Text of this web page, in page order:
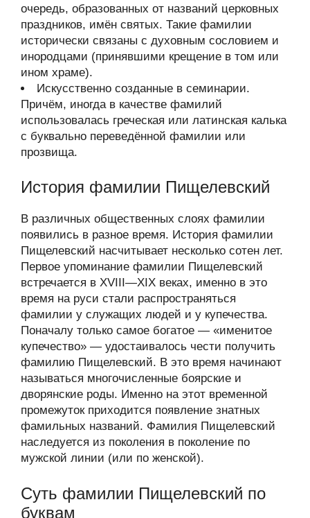
очередь, образованных от названий церковных
праздников, имён святых. Такие фамилии
исторически связаны с духовным сословием и
инородцами (принявшими крещение в том или
ином храме).
Искусственно созданные в семинарии.
Причём, иногда в качестве фамилий
использовалась греческая или латинская калька
с буквально переведённой фамилии или
прозвища.
История фамилии Пищелевский
В различных общественных слоях фамилии
появились в разное время. История фамилии
Пищелевский насчитывает несколько сотен лет.
Первое упоминание фамилии Пищелевский
встречается в XVIII—XIX веках, именно в это
время на руси стали распространяться
фамилии у служащих людей и у купечества.
Поначалу только самое богатое — «именитое
купечество» — удостаивалось чести получить
фамилию Пищелевский. В это время начинают
называться многочисленные боярские и
дворянские роды. Именно на этот временной
промежуток приходится появление знатных
фамильных названий. Фамилия Пищелевский
наследуется из поколения в поколение по
мужской линии (или по женской).
Суть фамилии Пищелевский по
буквам